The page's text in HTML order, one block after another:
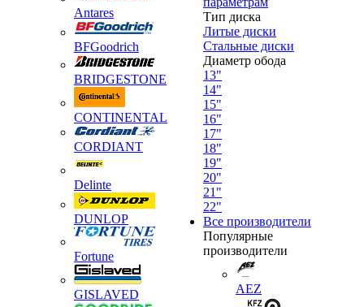
Antares
BFGoodrich
BRIDGESTONE
CONTINENTAL
CORDIANT
Delinte
DUNLOP
Fortune
GISLAVED
Тип диска
Литые диски
Стальные диски
Диаметр обода
13"
14"
15"
16"
17"
18"
19"
20"
21"
22"
Все производители
Популярные
производители
AEZ